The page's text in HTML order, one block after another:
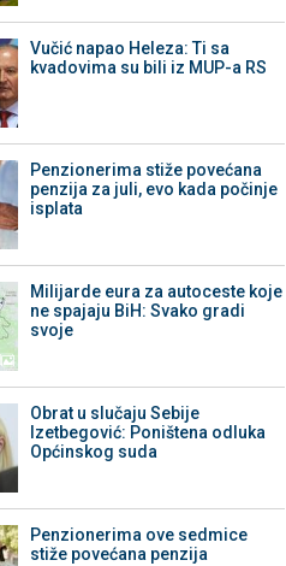
Vučić napao Heleza: Ti sa
kvadovima su bili iz MUP-a RS
Penzionerima stiže povećana
penzija za juli, evo kada počinje
isplata
Milijarde eura za autoceste koje
ne spajaju BiH: Svako gradi
svoje
Obrat u slučaju Sebije
Izetbegović: Poništena odluka
Općinskog suda
Penzionerima ove sedmice
stiže povećana penzija